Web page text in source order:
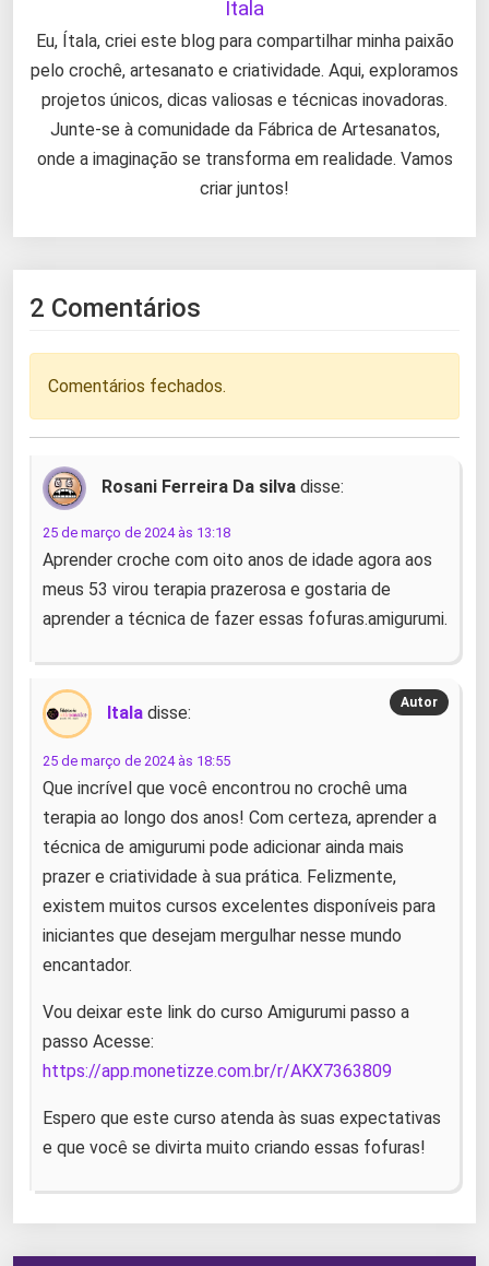
Itala
Eu, Ítala, criei este blog para compartilhar minha paixão
pelo crochê, artesanato e criatividade. Aqui, exploramos
projetos únicos, dicas valiosas e técnicas inovadoras.
Junte-se à comunidade da Fábrica de Artesanatos,
onde a imaginação se transforma em realidade. Vamos
criar juntos!
2 Comentários
Comentários fechados.
Rosani Ferreira Da silva disse:
25 de março de 2024 às 13:18
Aprender croche com oito anos de idade agora aos
meus 53 virou terapia prazerosa e gostaria de
aprender a técnica de fazer essas fofuras.amigurumi.
Itala disse:
25 de março de 2024 às 18:55
Que incrível que você encontrou no crochê uma
terapia ao longo dos anos! Com certeza, aprender a
técnica de amigurumi pode adicionar ainda mais
prazer e criatividade à sua prática. Felizmente,
existem muitos cursos excelentes disponíveis para
iniciantes que desejam mergulhar nesse mundo
encantador.
Vou deixar este link do curso Amigurumi passo a
passo Acesse:
https://app.monetizze.com.br/r/AKX7363809
Espero que este curso atenda às suas expectativas
e que você se divirta muito criando essas fofuras!